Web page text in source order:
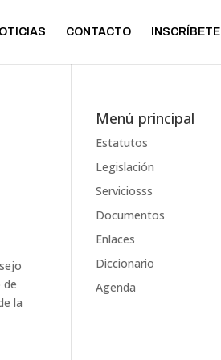
CONTACTO INSCRÍBETE
de
la
Menú principal
Estatutos
Legislación
Serviciosss
Documentos
Enlaces
Diccionario
Agenda